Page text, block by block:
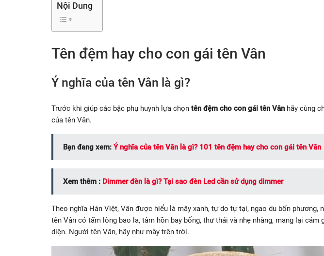
Nội Dung
Tên đệm hay cho con gái tên Vân
Ý nghĩa của tên Vân là gì?
Trước khi giúp các bậc phụ huynh lựa chọn tên đệm cho con gái tên Vân hãy cùng
của tên Vân.
Bạn đang xem: Ý nghĩa của tên Vân là gì? 101 tên đệm hay cho con gái tên Vân
Xem thêm : Dimmer đèn là gì? Tại sao đèn Led cần sử dụng dimmer
Theo nghĩa Hán Việt, Vân được hiểu là mây xanh, tự do tự tại, ngao du bốn phương,
tên Vân có tấm lòng bao la, tâm hồn bay bổng, thư thái và nhẹ nhàng, mang lại
diện. Người tên Vân, hãy như mây trên trời.